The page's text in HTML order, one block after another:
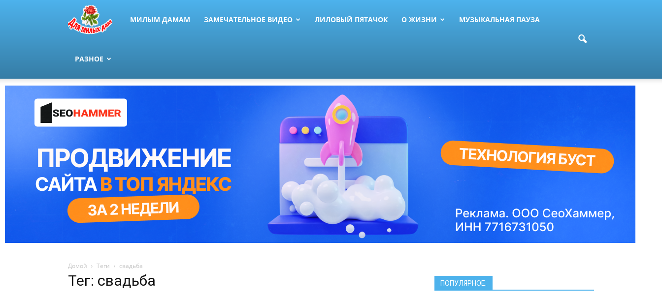
МИЛЫМ ДАМАМ ЗАМЕЧАТЕЛЬНОЕ ВИДЕО ЛИЛОВЫЙ ПЯТАЧОК О ЖИЗНИ МУЗЫКАЛЬНАЯ ПАУЗА
РАЗНОЕ
Домой Теги свадьба
Тег: свадьба ПОПУЛЯРНОЕ: